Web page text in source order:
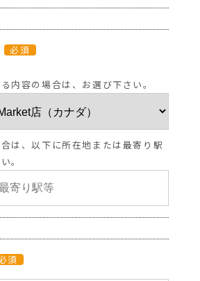
必須
内容の場合は、お選び下さい。
は、以下に所在地または最寄り駅
。
須